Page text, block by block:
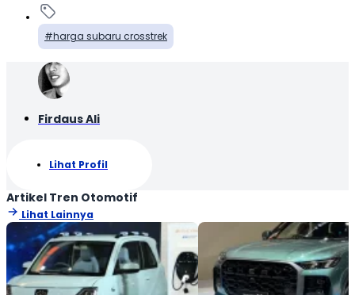
harga subaru crosstrek
Firdaus Ali
Lihat Profil
Artikel Tren Otomotif
Lihat Lainnya